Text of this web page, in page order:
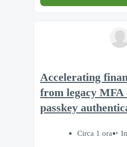
Accelerating
from legacy MFA
passkey
Circa 1 ora